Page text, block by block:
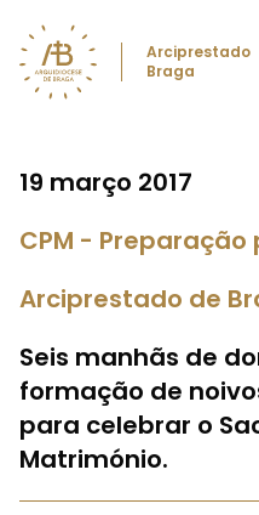
Arciprestado
Braga
19 março 2017
CPM -
Arciprestado de
Seis manhãs de
formação de
para celebrar o
Matrimónio.